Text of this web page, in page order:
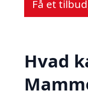
Få et
Hvad